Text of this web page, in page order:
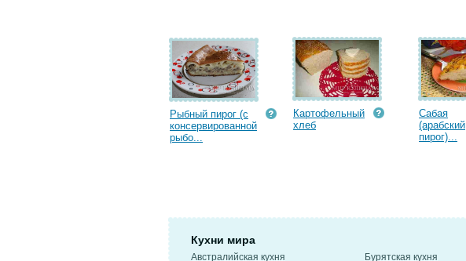
Рыбный пирог (с
консервированной
рыбо...
Картофельный
хлеб
Сабая
(арабский
пирог)...
Кухни мира
Австралийская кухня
Бурятская кухня